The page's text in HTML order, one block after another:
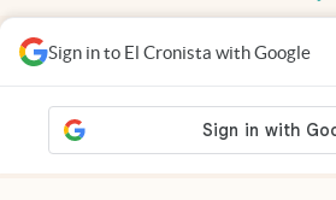
Sign in to El Cronista with Google
Todos los derechos
Privacidad
Consentimiento
Tel:+54 11 7078-